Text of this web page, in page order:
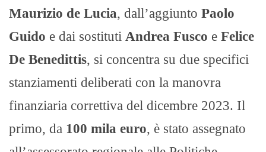
Maurizio de Lucia, dall’aggiunto Paolo
Guido e dai sostituti Andrea Fusco e Felice
De Benedittis, si concentra su due specifici
stanziamenti deliberati con la manovra
finanziaria correttiva del dicembre 2023. Il
primo, da 100 mila euro, è stato assegnato